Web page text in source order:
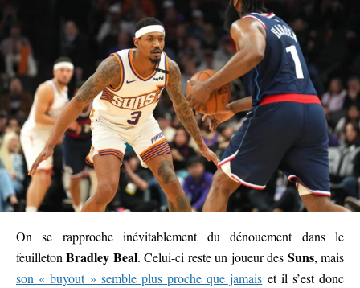
On se rapproche inévitablement du dénouement dans le
feuilletonBradley Beal. Celui-ci reste un joueur des Suns, mais
son « buyout » semble plus proche que jamais et il s’est donc